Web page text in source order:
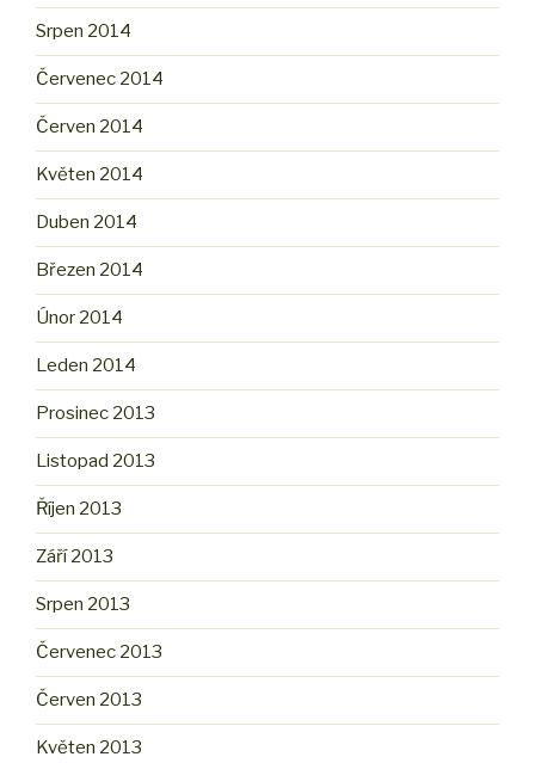
Srpen 2014
Červenec 2014
Červen 2014
Květen 2014
Duben 2014
Březen 2014
Únor 2014
Leden 2014
Prosinec 2013
Listopad 2013
Říjen 2013
Září 2013
Srpen 2013
Červenec 2013
Červen 2013
Květen 2013